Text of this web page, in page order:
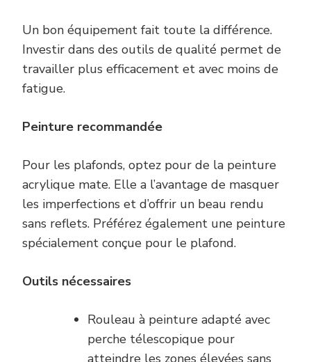
Un bon équipement fait toute la différence.
Investir dans des outils de qualité permet de
travailler plus efficacement et avec moins de
fatigue.
Peinture recommandée
Pour les plafonds, optez pour de la peinture
acrylique mate. Elle a l’avantage de masquer
les imperfections et d’offrir un beau rendu
sans reflets. Préférez également une peinture
spécialement conçue pour le plafond.
Outils nécessaires
Rouleau à peinture adapté avec
perche télescopique pour
atteindre les zones élevées sans